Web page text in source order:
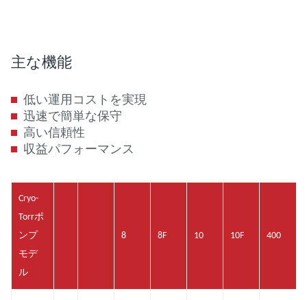
主な機能
低い運用コストを実現
迅速で簡単な保守
高い信頼性
収益パフォーマンス
Cryo-
Torrポ
ンプ
モデ
ル
8 8F 10 10F 400